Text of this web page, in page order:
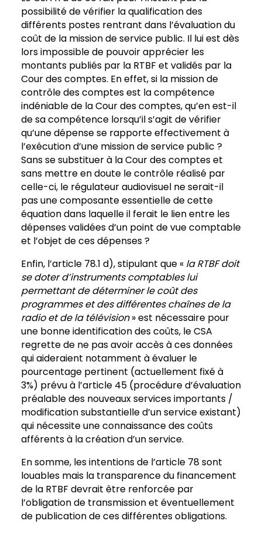
possibilité de vérifier la qualification des
différents postes rentrant dans l’évaluation du
coût de la mission de service public. Il lui est dès
lors impossible de pouvoir apprécier les
montants publiés par la RTBF et validés par la
Cour des comptes. En effet, si la mission de
contrôle des comptes est la compétence
indéniable de la Cour des comptes, qu’en est-il
de sa compétence lorsqu’il s’agit de vérifier
qu’une dépense se rapporte effectivement à
l’exécution d’une mission de service public ?
Sans se substituer à la Cour des comptes et
sans mettre en doute le contrôle réalisé par
celle-ci, le régulateur audiovisuel ne serait-il
pas une composante essentielle de cette
équation dans laquelle il ferait le lien entre les
dépenses validées d’un point de vue comptable
et l’objet de ces dépenses ?
Enfin, l’article 78.1 d), stipulant que « laRTBF doit
se doter d’instruments comptables lui
permettant de déterminerle coût des
programmes et des différentes chaînes de la
radio et de la télévision» est nécessaire pour
une bonne identification des coûts, le CSA
regrette de ne pas avoir accès à ces données
qui aideraient notamment à évaluer le
pourcentage pertinent (actuellement fixé à
3%) prévu à l’article 45 (procédure d’évaluation
préalable des nouveaux services importants /
modification substantielle d’un service existant)
qui nécessite une connaissance des coûts
afférents à la création d’un service.
En somme, les intentions de l’article 78 sont
louables mais la transparence du financement
de la RTBF devrait être renforcée par
l’obligation de transmission et éventuellement
de publication de ces différentes obligations.